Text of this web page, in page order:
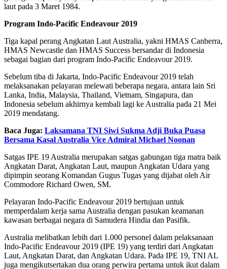
laut pada 3 Maret 1984.
Program Indo-Pacific Endeavour 2019
Tiga kapal perang Angkatan Laut Australia, yakni HMAS Canberra,
HMAS Newcastle dan HMAS Success bersandar di Indonesia
sebagai bagian dari program Indo-Pacific Endeavour 2019.
Sebelum tiba di Jakarta, Indo-Pacific Endeavour 2019 telah
melaksanakan pelayaran melewati beberapa negara, antara lain Sri
Lanka, India, Malaysia, Thailand, Vietnam, Singapura, dan
Indonesia sebelum akhirnya kembali lagi ke Australia pada 21 Mei
2019 mendatang.
Baca Juga: Laksamana TNI Siwi Sukma Adji Buka Puasa
Bersama Kasal Australia Vice Admiral Michael Noonan
Satgas IPE 19 Australia merupakan satgas gabungan tiga matra baik
Angkatan Darat, Angkatan Laut, maupun Angkatan Udara yang
dipimpin seorang Komandan Gugus Tugas yang dijabat oleh Air
Commodore Richard Owen, SM.
Pelayaran Indo-Pacific Endeavour 2019 bertujuan untuk
memperdalam kerja sama Australia dengan pasukan keamanan
kawasan berbagai negara di Samudera Hindia dan Pasifik.
Australia melibatkan lebih dari 1.000 personel dalam pelaksanaan
Indo-Pacific Endeavour 2019 (IPE 19) yang terdiri dari Angkatan
Laut, Angkatan Darat, dan Angkatan Udara. Pada IPE 19, TNI AL
juga mengikutsertakan dua orang perwira pertama untuk ikut dalam